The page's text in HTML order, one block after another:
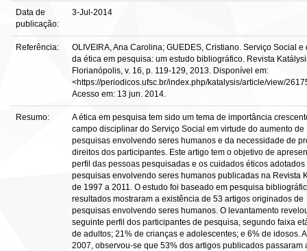
Data de
publicação:
3-Jul-2014
Referência:
OLIVEIRA, Ana Carolina; GUEDES, Cristiano. Serviço Social e
da ética em pesquisa: um estudo bibliográfico. Revista
Florianópolis, v. 16, p. 119-129, 2013. Disponível em:
<https://periodicos.ufsc.br/index.php/katalysis/article/view/
Acesso em: 13 jun. 2014.
Resumo:
A ética em pesquisa tem sido um tema de importância
campo disciplinar do Serviço Social em virtude do aumento de
pesquisas envolvendo seres humanos e da necessidade de
direitos dos participantes. Este artigo tem o objetivo de
perfil das pessoas pesquisadas e os cuidados éticos adotados
pesquisas envolvendo seres humanos publicadas na Revista
de 1997 a 2011. O estudo foi baseado em pesquisa
resultados mostraram a existência de 53 artigos originados de
pesquisas envolvendo seres humanos. O levantamento
seguinte perfil dos participantes de pesquisa, segundo faixa
de adultos; 21% de crianças e adolescentes; e 6% de idosos.
2007, observou-se que 53% dos artigos publicados passaram